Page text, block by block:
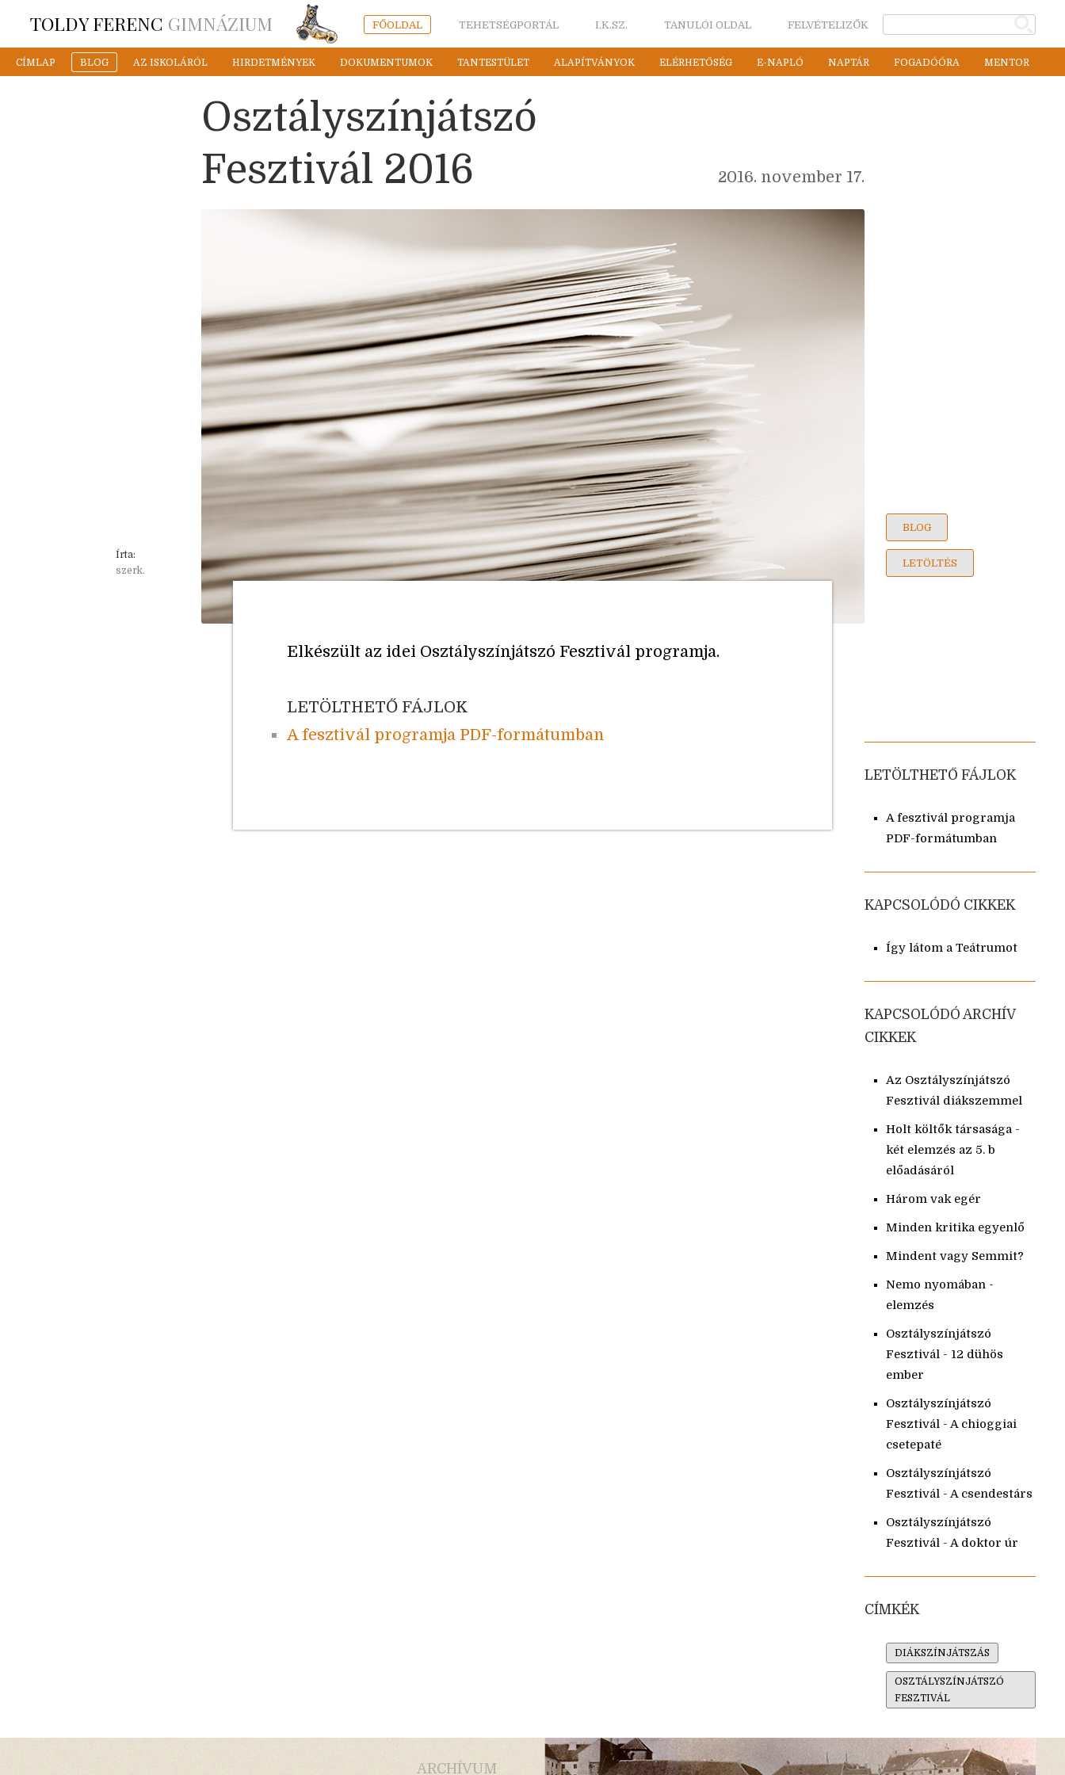
TOLDY FERENC GIMNÁZIUM FŐOLDAL TEHETSÉGPORTÁL I.K.SZ. TANULÓI OLDAL FELVÉTELIZŐK
CÍMLAP BLOG AZ ISKOLÁRÓL HIRDETMÉNYEK DOKUMENTUMOK TANTESTÜLET ALAPÍTVÁNYOK ELÉRHETŐSÉG E-NAPLÓ NAPTÁR FOGADÓÓRA MENTOR
Osztályszínjátszó
Fesztivál 2016
2016. november 17.
Írta:
szerk.
BLOG
LETÖLTÉS
Elkészült az idei Osztályszínjátszó Fesztivál programja.
LETÖLTHETŐ FÁJLOK
A fesztivál programja PDF-formátumban
LETÖLTHETŐ FÁJLOK
A fesztivál programja
PDF-formátumban
KAPCSOLÓDÓ CIKKEK
Így látom a Teátrumot
KAPCSOLÓDÓ ARCHÍV
CIKKEK
Az Osztályszínjátszó
Fesztivál diákszemmel
Holt költők társasága -
két elemzés az 5. b
előadásáról
Három vak egér
Minden kritika egyenlő
Mindent vagy Semmit?
Nemo nyomában -
elemzés
Osztályszínjátszó
Fesztivál - 12 dühös
ember
Osztályszínjátszó
Fesztivál - A chioggiai
csetepaté
Osztályszínjátszó
Fesztivál - A csendestárs
Osztályszínjátszó
Fesztivál - A doktor úr
CÍMKÉK
DIÁKSZÍNJÁTSZÁS
OSZTÁLYSZÍNJÁTSZÓ
FESZTIVÁL
ARCHÍVUM